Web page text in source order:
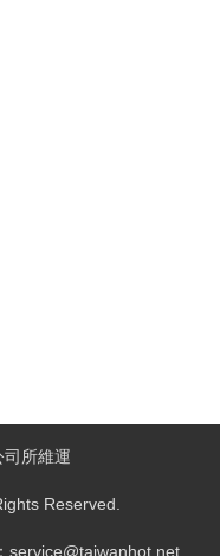
所維運
Reserved.
service@taiwanhot.net